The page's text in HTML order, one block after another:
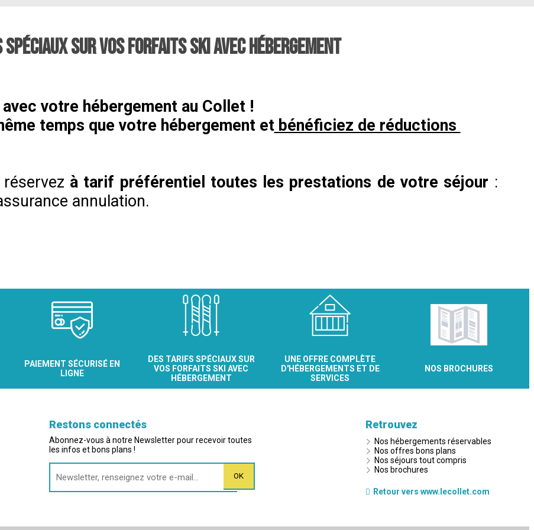
SPÉCIAUX SUR VOS FORFAITS SKI AVEC HÉBERGEMENT
votre hébergement au Collet !
temps que votre hébergement etbénéficiez de réductions
à tarif préférentiel toutes les prestations de votre séjour :
annulation.
PAIEMENT SÉCURISÉ EN
LIGNE
DES TARIFS SPÉCIAUX SUR
VOS FORFAITS SKI AVEC
HÉBERGEMENT
UNE OFFRE COMPLÈTE
D'HÉBERGEMENTS ET DE
SERVICES
NOS BROCHURES
Restons connectés
Abonnez-vous à notre Newsletter pour recevoir toutes
les infos et bons plans !
Retrouvez
Nos hébergements réservables
Nos offres bons plans
Nos séjours tout compris
Nos brochures
Retour vers www.lecollet.com